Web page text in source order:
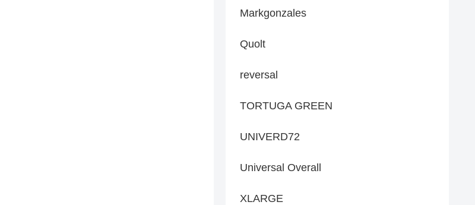
Markgonzales
Quolt
reversal
TORTUGA GREEN
UNIVERD72
Universal Overall
XLARGE